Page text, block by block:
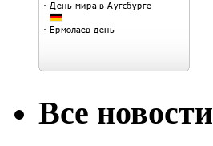
Все новости